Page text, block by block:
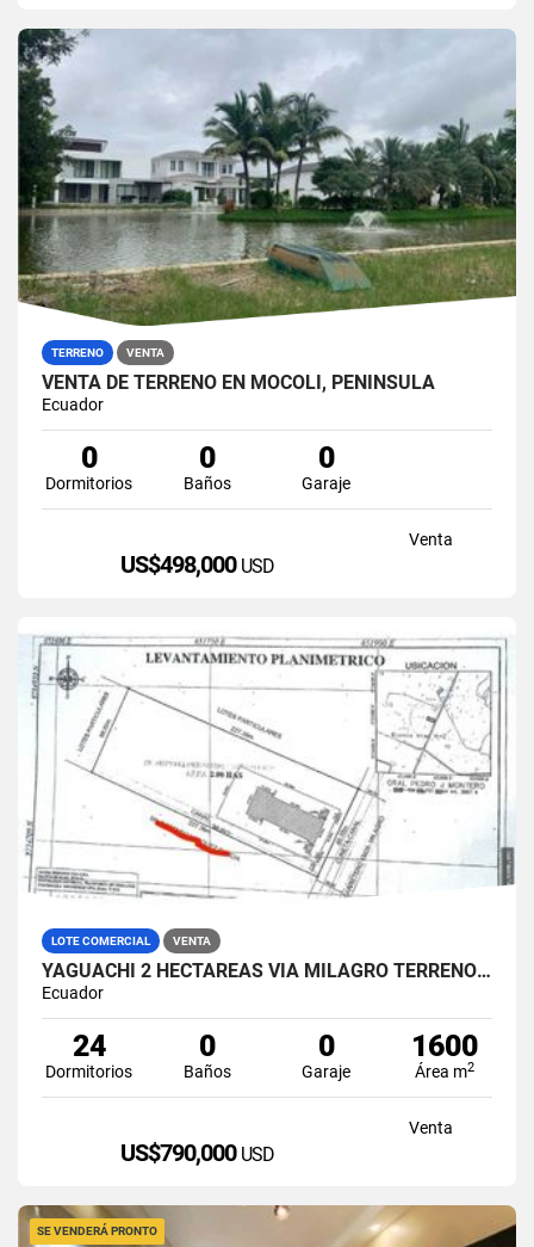
TERRENO VENTA
VENTA DE TERRENO EN MOCOLI, PENÍNSULA
Ecuador
0
Dormitorios
0
Baños
0
Garaje
Venta
US$498,000 USD
LOTE COMERCIAL VENTA
YAGUACHI 2 HECTÁREAS VIA MILAGRO TERRENO INDUSTRIAL EN VENTA
Ecuador
24
Dormitorios
0
Baños
0
Garaje
1600
Área m2
Venta
US$790,000 USD
SE VENDERÁ PRONTO